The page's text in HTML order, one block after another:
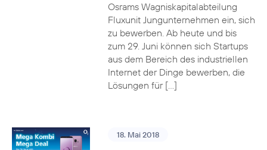
Osrams Wagniskapitalabteilung
Fluxunit Jungunternehmen ein, sich
zu bewerben. Ab heute und bis
zum 29. Juni können sich Startups
aus dem Bereich des industriellen
Internet der Dinge bewerben, die
Lösungen für […]
18. Mai 2018